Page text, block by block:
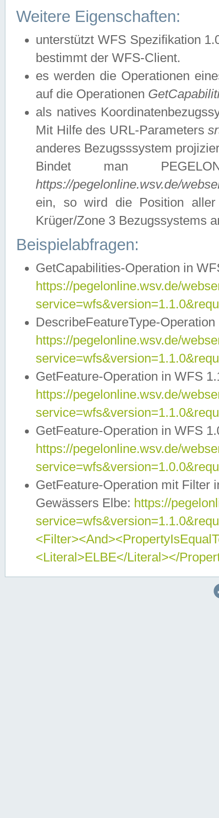
Weitere Eigenschaften:
unterstützt WFS Spezifikation
bestimmt der WFS-Client.
es werden die Operationen
auf die Operationen
als natives
Mit Hilfe des URL-Parameters
anderes Bezugsssystem
Bindet man
https://pegelonline.wsv.de/
ein, so wird die Position
Krüger/Zone 3 Bezugssystems
Beispielabfragen:
GetCapabilities-Operation in
https://pegelonline.wsv.de/
DescribeFeatureType-
https://pegelonline.wsv.de/
GetFeature-Operation in WFS
https://pegelonline.wsv.de/
GetFeature-Operation in WFS
https://pegelonline.wsv.de/
GetFeature-Operation mit Filter
Gewässers Elbe: https://
<Literal>ELBE</Literal></